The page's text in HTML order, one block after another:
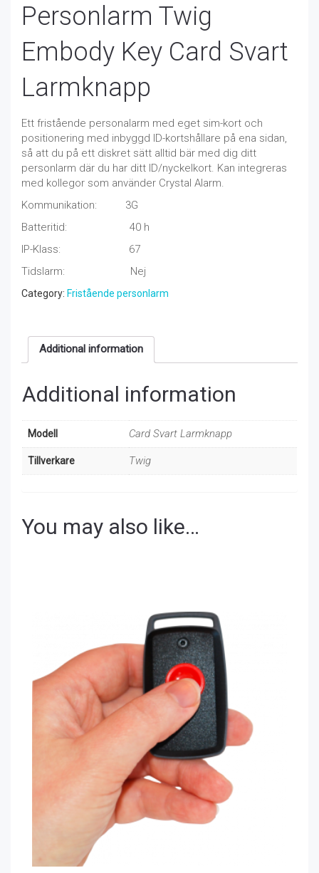
Personlarm Twig
Embody Key Card Svart
Larmknapp
Ett fristående personalarm med eget sim-kort och
positionering med inbyggd ID-kortshållare på ena sidan,
så att du på ett diskret sätt alltid bär med dig ditt
personlarm där du har ditt ID/nyckelkort. Kan integreras
med kollegor som använder Crystal Alarm.
Kommunikation: 3G
Batteritid: 40 h
IP-Klass: 67
Tidslarm: Nej
Category: Fristående personlarm
Additional information
Additional information
Modell Card Svart Larmknapp
Tillverkare Twig
You may also like…